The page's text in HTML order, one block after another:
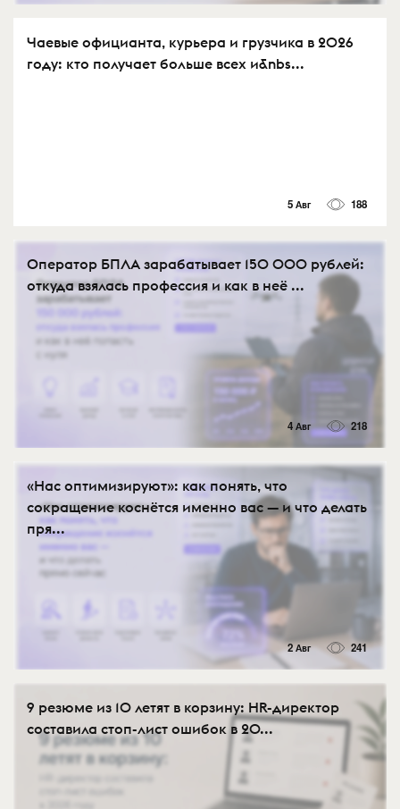
Чаевые официанта, курьера и грузчика в 2026
году: кто получает больше всех и&nbs...
5 Авг 188
Оператор БПЛА зарабатывает 150 000 рублей:
откуда взялась профессия и как в неё ...
4 Авг 218
«Нас оптимизируют»: как понять, что
сокращение коснётся именно вас — и что делать
пря...
2 Авг 241
9 резюме из 10 летят в корзину: HR-директор
составила стоп-лист ошибок в 20...